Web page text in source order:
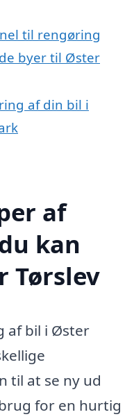
til rengøring
byer til Øster
af din bil i
af
kan
Tørslev
af bil i Øster
til at se ny ud
for en hurtig